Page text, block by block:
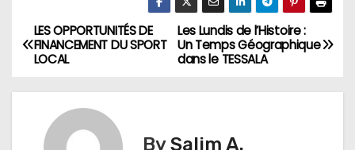
N
a
Les Lundis de l’Histoire :
Un Temps Géographique
dans le TESSALA
LES OPPORTUNITÉS DE
FINANCEMENT DU SPORT
LOCAL
BySalim A.